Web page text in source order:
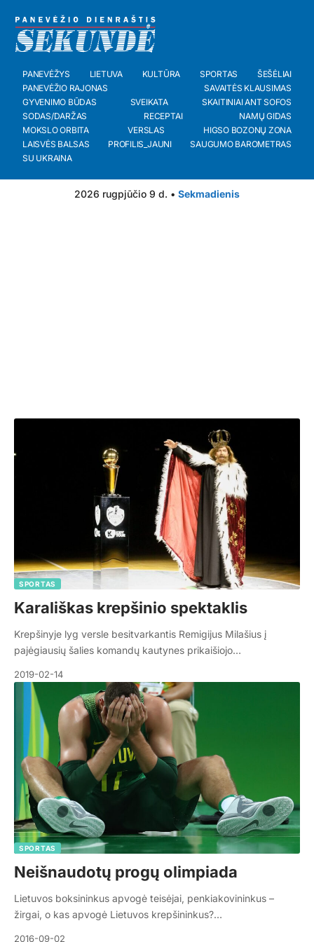
PANEVĖŽYS LIETUVA KULTŪRA SPORTAS
ŠEŠĖLIAI
PANEVĖŽIO RAJONAS
SAVAITĖS KLAUSIMAS
GYVENIMO BŪDAS
SVEIKATA
SKAITINIAI ANT SOFOS
SODAS/DARŽAS
RECEPTAI
NAMŲ GIDAS
MOKSLO ORBITA
VERSLAS
HIGSO BOZONŲ ZONA
LAISVĖS BALSAS
PROFILIS_JAUNI
SAUGUMO BAROMETRAS
SU UKRAINA
2026 rugpjūčio 9 d. • Sekmadienis
SPORTAS
Karališkas krepšinio spektaklis
Krepšinyje lyg versle besitvarkantis Remigijus Milašius į
pajėgiausių šalies komandų kautynes prikaišiojo…
2019-02-14
SPORTAS
Neišnaudotų progų olimpiada
Lietuvos boksininkus apvogė teisėjai, penkiakovininkus –
žirgai, o kas apvogė Lietuvos krepšininkus?…
2016-09-02